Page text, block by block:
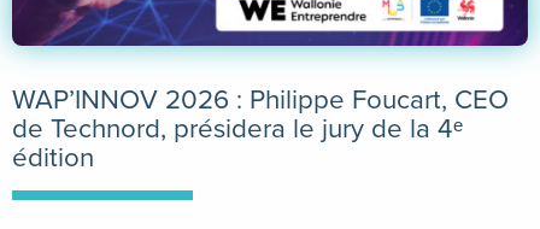
WAP’INNOV 2026 : Philippe Foucart, CEO
de Technord, présidera le jury de la 4ᵉ
édition